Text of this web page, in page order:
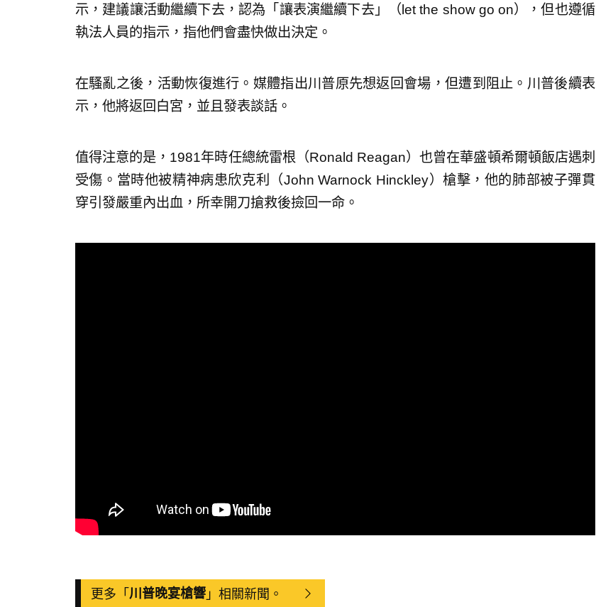
示，建議讓活動繼續下去，認為「讓表演繼續下去」（let the show go on），但也遵循
執法人員的指示，指他們會盡快做出決定。
在騷亂之後，活動恢復進行。媒體指出川普原先想返回會場，但遭到阻止。川普後續表
示，他將返回白宮，並且發表談話。
值得注意的是，1981年時任總統雷根（Ronald Reagan）也曾在華盛頓希爾頓飯店遇刺
受傷。當時他被精神病患欣克利（John Warnock Hinckley）槍擊，他的肺部被子彈貫
穿引發嚴重內出血，所幸開刀搶救後撿回一命。
更多「川普晚宴槍響」相關新聞。